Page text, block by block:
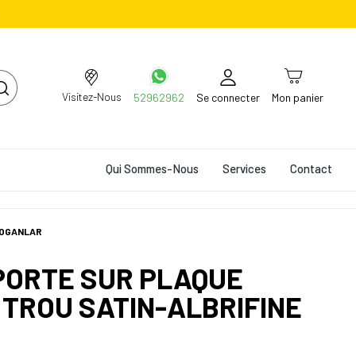
Visitez-Nous 52962962 Se connecter Mon panier
Qui Sommes-Nous Services Contact
SUR PLAQUE
SATIN-ALBRIFINE